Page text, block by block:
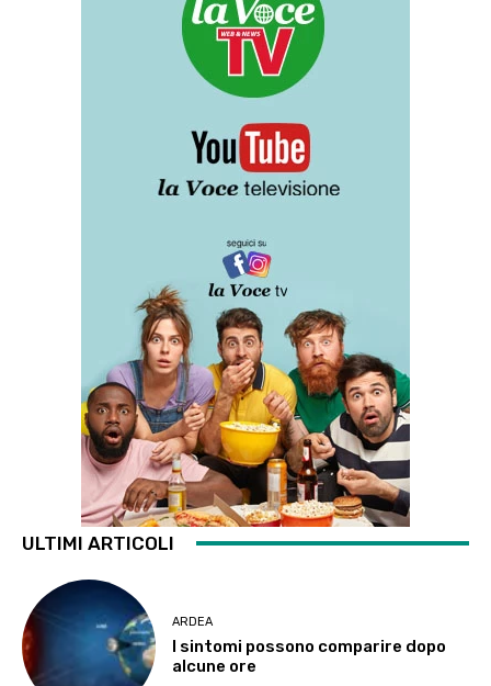
ULTIMI ARTICOLI
ARDEA
I sintomi possono comparire dopo
alcune ore